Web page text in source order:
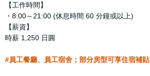
【工作時間】
・8:00～21:00 (休息時間 60 分鐘或以上)
【薪資】
時薪 1,250 日圓
#員工餐廳、員工宿舍；部分房型可享住宿補貼